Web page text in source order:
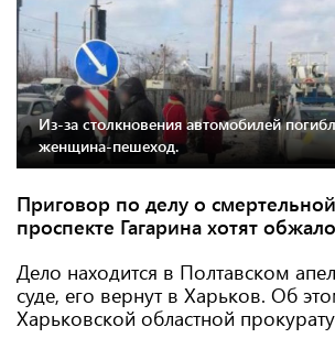
Из-за столкновения автомобилей
женщина-пешеход.
Приговор по делу о
проспекте Гагарина хотят
Дело находится в Полтавском
суде, его вернут в Харьков. Об
Харьковской областной